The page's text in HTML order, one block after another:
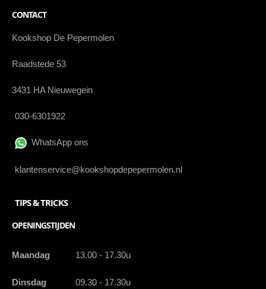
CONTACT
Kookshop De Pepermolen
Raadstede 53
3431 HA Nieuwegein
030-6301922
WhatsApp ons
klantenservice@kookshopdepepermolen.nl
TIPS & TRICKS
OPENINGSTIJDEN
Maandag 13.00 - 17.30u
Dinsdag 09.30 - 17.30u